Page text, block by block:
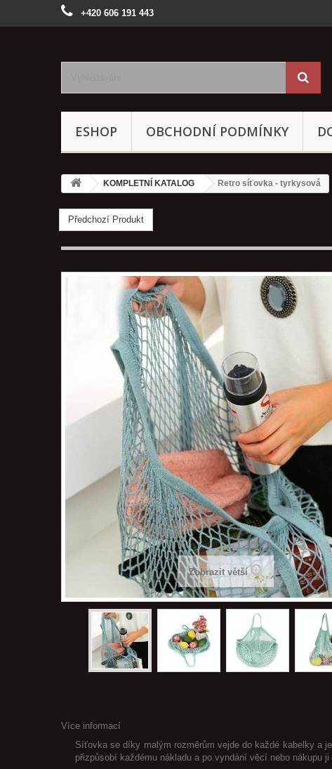
+420 606 191 443
ESHOP OBCHODNÍ PODMÍNKY
KOMPLETNÍ KATALOG Retro síťovka - tyrkysová
Předchozí Produkt
Zobrazit větší
Více informací
Síťovka se díky malým rozměrům vejde do každé kabelky a
přizpůsobí každému nákladu a po vyndání věcí nebo nákupu